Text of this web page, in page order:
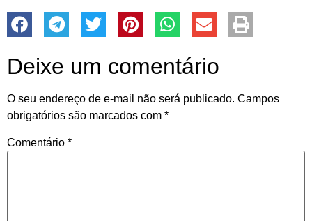
Deixe um comentário
O seu endereço de e-mail não será publicado. Campos
obrigatórios são marcados com *
Comentário *